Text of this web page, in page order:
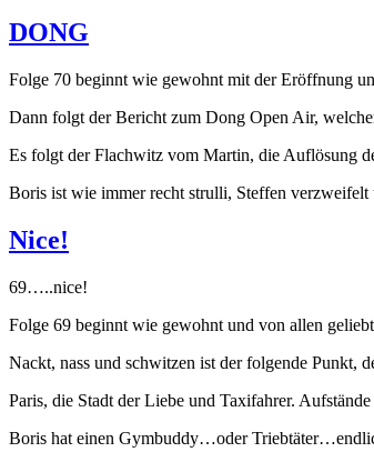
DONG
Folge 70 beginnt wie gewohnt mit der Eröffnung
Dann folgt der Bericht zum Dong Open Air,
Es folgt der Flachwitz vom Martin, die Auflösung
Boris ist wie immer recht strulli, Steffen verzweifelt
Nice!
69…..nice!
Folge 69 beginnt wie gewohnt und von allen
Nackt, nass und schwitzen ist der folgende Punkt,
Paris, die Stadt der Liebe und Taxifahrer.
Boris hat einen Gymbuddy…oder